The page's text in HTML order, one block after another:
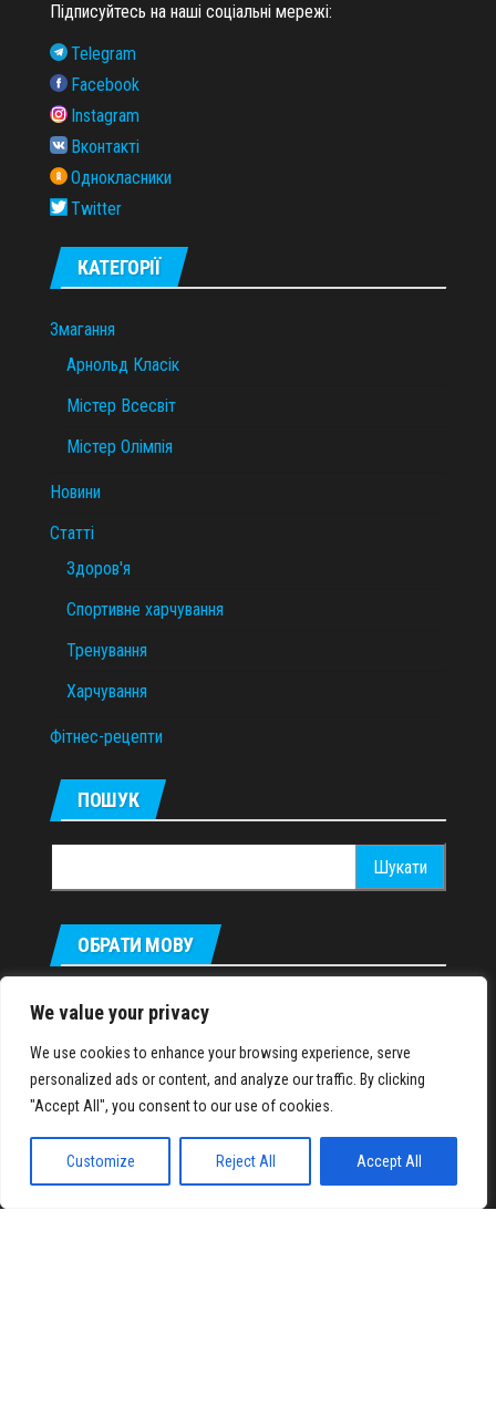
We value your privacy
We use cookies to enhance your browsing experience, serve
personalized ads or content, and analyze our traffic. By clicking
"Accept All", you consent to our use of cookies.
Customize Reject All Accept All
Підписуйтесь на наші соціальні мережі:
Telegram
Facebook
Instagram
Вконтакті
Однокласники
Twitter
КАТЕГОРІЇ
Змагання
Арнольд Класік
Містер Всесвіт
Містер Олімпія
Новини
Статті
Здоров'я
Спортивне харчування
Тренування
Харчування
Фітнес-рецепти
ПОШУК
ОБРАТИ МОВУ
Русский
IronMuscles.org© 2018-2023